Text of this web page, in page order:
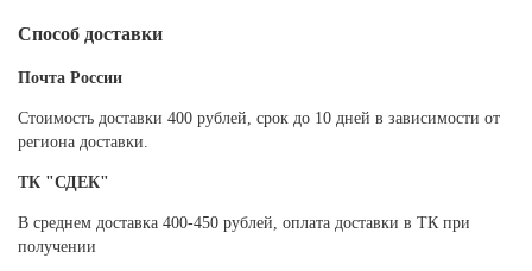
Способ доставки
Почта России
Cтоимость доставки 400 рублей, срок до 10 дней в зависимости от
региона доставки.
ТК "СДЕК"
В среднем доставка 400-450 рублей, оплата доставки в ТК при
получении